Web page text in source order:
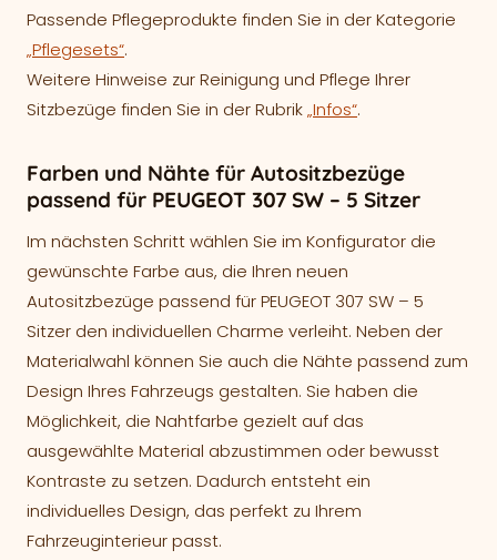
Passende Pflegeprodukte finden Sie in der Kategorie
„Pflegesets“.
Weitere Hinweise zur Reinigung und Pflege Ihrer
Sitzbezüge finden Sie in der Rubrik„Infos“.
Farben und Nähte für Autositzbezüge
passend für PEUGEOT 307 SW – 5 Sitzer
Im nächsten Schritt wählen Sie im Konfigurator die
gewünschte Farbe aus, die Ihren neuen
Autositzbezüge passend für PEUGEOT 307 SW – 5
Sitzer den individuellen Charme verleiht. Neben der
Materialwahl können Sie auch die Nähte passend zum
Design Ihres Fahrzeugs gestalten. Sie haben die
Möglichkeit, die Nahtfarbe gezielt auf das
ausgewählte Material abzustimmen oder bewusst
Kontraste zu setzen. Dadurch entsteht ein
individuelles Design, das perfekt zu Ihrem
Fahrzeuginterieur passt.